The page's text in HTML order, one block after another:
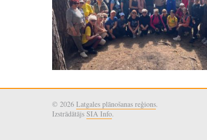
© 2026 Latgales plānošanas reģions.
Izstrādātājs SIA Info.